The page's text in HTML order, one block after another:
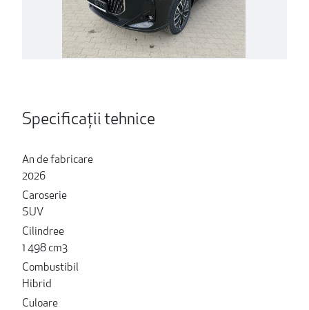
Specificații tehnice
An de fabricare
2026
Caroserie
SUV
Cilindree
1 498 cm3
Combustibil
Hibrid
Culoare